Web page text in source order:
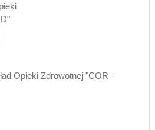
Opieki Zdrowotnej "COR -